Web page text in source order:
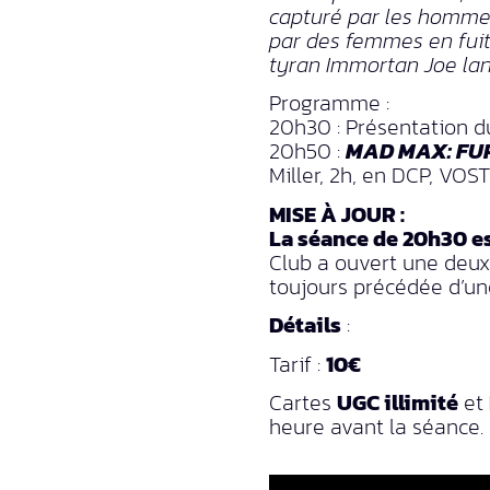
capturé par les
par des femmes en
tyran Immortan Joe
Programme :
20h30 : Présentation
20h50 :MAD MAX:
Miller, 2h, en DCP,
MISE À JOUR :
La séance de 20h30
Club a ouvert une
toujours précédée
Détails :
Tarif :10€
Cartes UGC illimité et
heure avant la séance.